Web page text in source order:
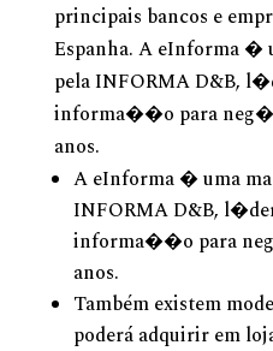
principais bancos e
Espanha. A eInforma �
pela INFORMA D&B,
informa��o para
anos.
A eInforma � uma
INFORMA D&B,
informa��o para
anos.
Também existem
poderá adquirir em